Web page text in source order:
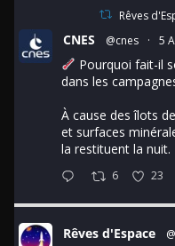
Rêves
CNES @cnes · 5
Pourquoi fait-il
dans les
À cause des îlots
et surfaces
la restituent la nuit.
6 23
Rêves d'Espace